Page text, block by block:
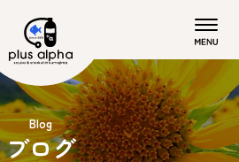
Blog
ブログ